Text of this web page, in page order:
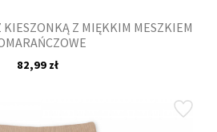
KIESZONKĄ Z MIĘKKIM MESZKIEM
82,99 zł